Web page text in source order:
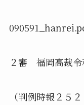
２審 福岡高裁令
（判例時報２５